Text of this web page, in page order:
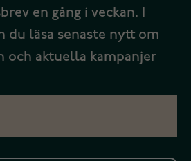
en gång i veckan. I
du läsa senaste nytt om
och aktuella kampanjer